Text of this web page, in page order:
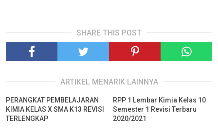
SHARE THIS POST
ARTIKEL MENARIK LAINNYA
PERANGKAT PEMBELAJARAN
KIMIA KELAS X SMA K13 REVISI
TERLENGKAP
RPP 1 Lembar Kimia Kelas 10
Semester 1 Revisi Terbaru
2020/2021